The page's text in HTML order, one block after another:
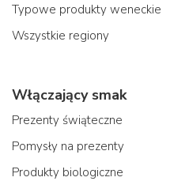
Typowe produkty weneckie
Wszystkie regiony
Włączający smak
Prezenty świąteczne
Pomysły na prezenty
Produkty biologiczne